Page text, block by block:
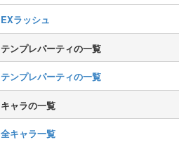
EXラッシュ
テンプレパーティの一覧
テンプレパーティの一覧
キャラの一覧
全キャラ一覧